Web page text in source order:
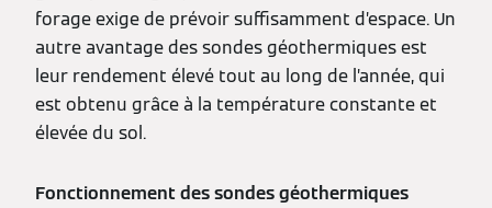
forage exige de prévoir suffisamment d’espace. Un
autre avantage des sondes géothermiques est
leur rendement élevé tout au long de l’année, qui
est obtenu grâce à la température constante et
élevée du sol.
Fonctionnement des sondes géothermiques